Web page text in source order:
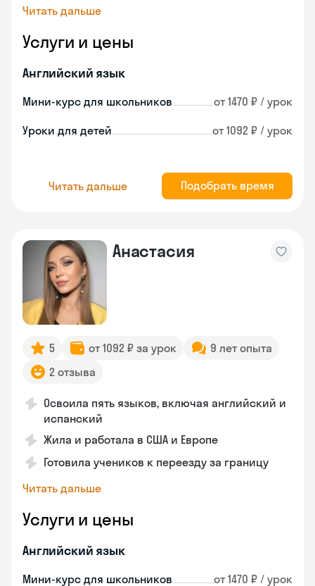
Читать дальше
Услуги и цены
Английский язык
Мини-курс для школьников от 1470 ₽ / урок
Уроки для детей от 1092 ₽ / урок
Читать дальше Подобрать время
Анастасия
5 от 1092 ₽ за урок
9 лет опыта
2 отзыва
Освоила пять языков, включая английский и
испанский
Жила и работала в США и Европе
Готовила учеников к переезду за границу
Читать дальше
Услуги и цены
Английский язык
Мини-курс для школьников от 1470 ₽ / урок